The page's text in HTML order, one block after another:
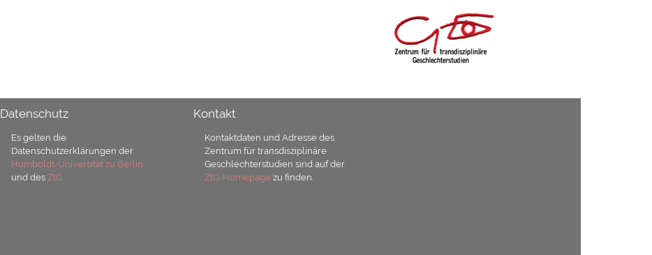
Datenschutz
Es gelten die
Datenschutzerklärungen der
Humboldt-Universität zu Berlin
und des ZtG.
Kontakt
Kontaktdaten und Adresse des
Zentrum für transdisziplinäre
Geschlechterstudien sind auf der
ZtG-Homepagezu finden.